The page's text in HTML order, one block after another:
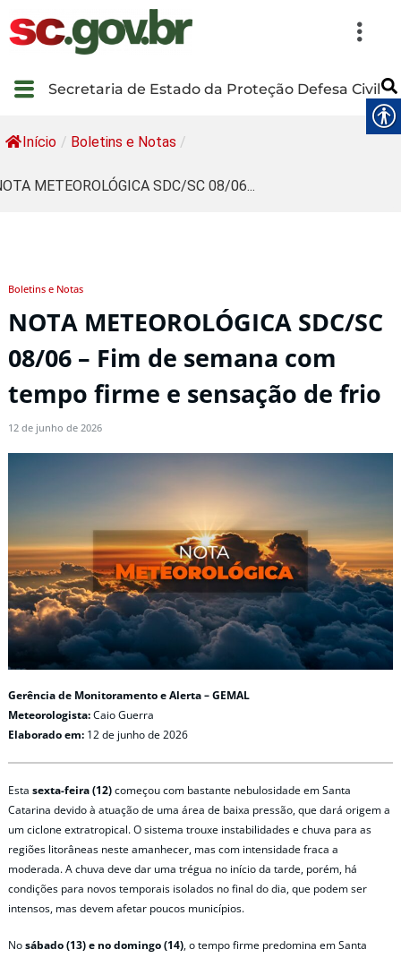
Secretaria de Estado da Proteção Defesa Civil
Início / Boletins e Notas /
METEOROLÓGICA SDC/SC 08/06...
Boletins e Notas
NOTA METEOROLÓGICA SDC/SC
08/06 – Fim de semana com
tempo firme e sensação de frio
12 de junho de 2026
Gerência de Monitoramento e Alerta – GEMAL
Meteorologista:Caio Guerra
Elaborado em: 12 de junho de 2026
Esta sexta-feira (12)começou com bastante nebulosidade em Santa
Catarina devido à atuação de uma área de baixa pressão, que dará origem a
um ciclone extratropical. O sistema trouxe instabilidades e chuva para as
regiões litorâneas neste amanhecer, mas com intensidade fraca a
moderada. A chuva deve dar uma trégua no início da tarde, porém, há
condições para novos temporais isolados no final do dia, que podem ser
intensos, mas devem afetar poucos municípios.
Nosábado (13)e no domingo (14), o tempo firme predomina em Santa